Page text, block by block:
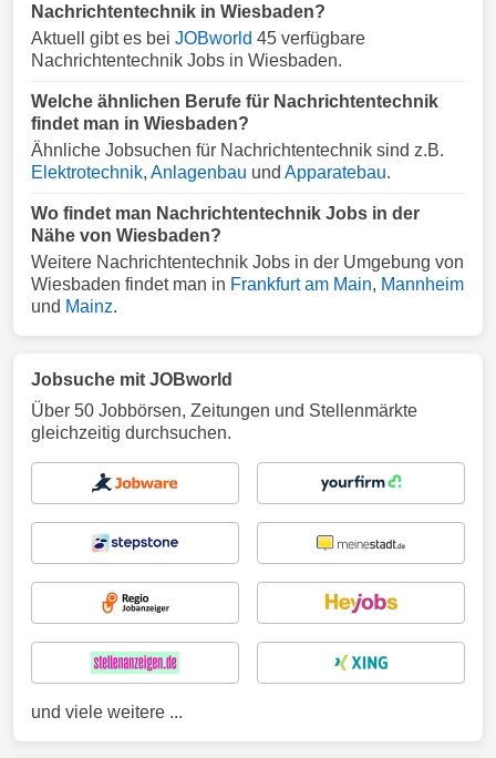
Nachrichtentechnik in Wiesbaden?
Aktuell gibt es bei JOBworld 45 verfügbare
Nachrichtentechnik Jobs in Wiesbaden.
Welche ähnlichen Berufe für Nachrichtentechnik
findet man in Wiesbaden?
Ähnliche Jobsuchen für Nachrichtentechnik sind z.B.
Elektrotechnik, Anlagenbau und Apparatebau.
Wo findet man Nachrichtentechnik Jobs in der
Nähe von Wiesbaden?
Weitere Nachrichtentechnik Jobs in der Umgebung von
Wiesbaden findet man in Frankfurt am Main, Mannheim
und Mainz.
Jobsuche mit JOBworld
Über 50 Jobbörsen, Zeitungen und Stellenmärkte
gleichzeitig durchsuchen.
und viele weitere ...